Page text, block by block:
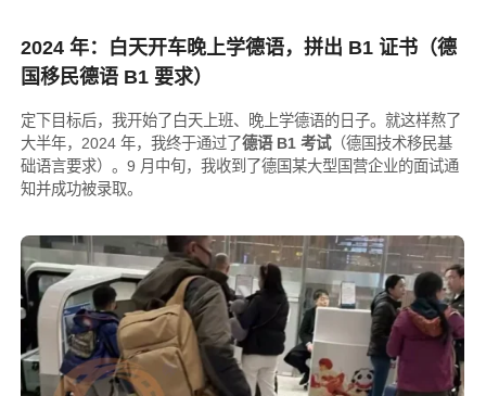
2024 年：白天开车晚上学德语，拼出 B1 证书（德
国移民德语 B1 要求）
定下目标后，我开始了白天上班、晚上学德语的日子。就这样熬了
大半年，2024 年，我终于通过了德语 B1 考试（德国技术移民基
础语言要求）。9 月中旬，我收到了德国某大型国营企业的面试通
知并成功被录取。